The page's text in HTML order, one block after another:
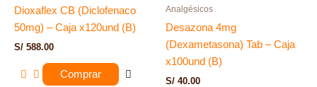
Dioxaflex CB (Diclofenaco
50mg) – Caja x120und (B)
S/ 588.00
Comprar
Analgésicos
Desazona 4mg
(Dexametasona) Tab – Caja
x100und (B)
S/ 40.00